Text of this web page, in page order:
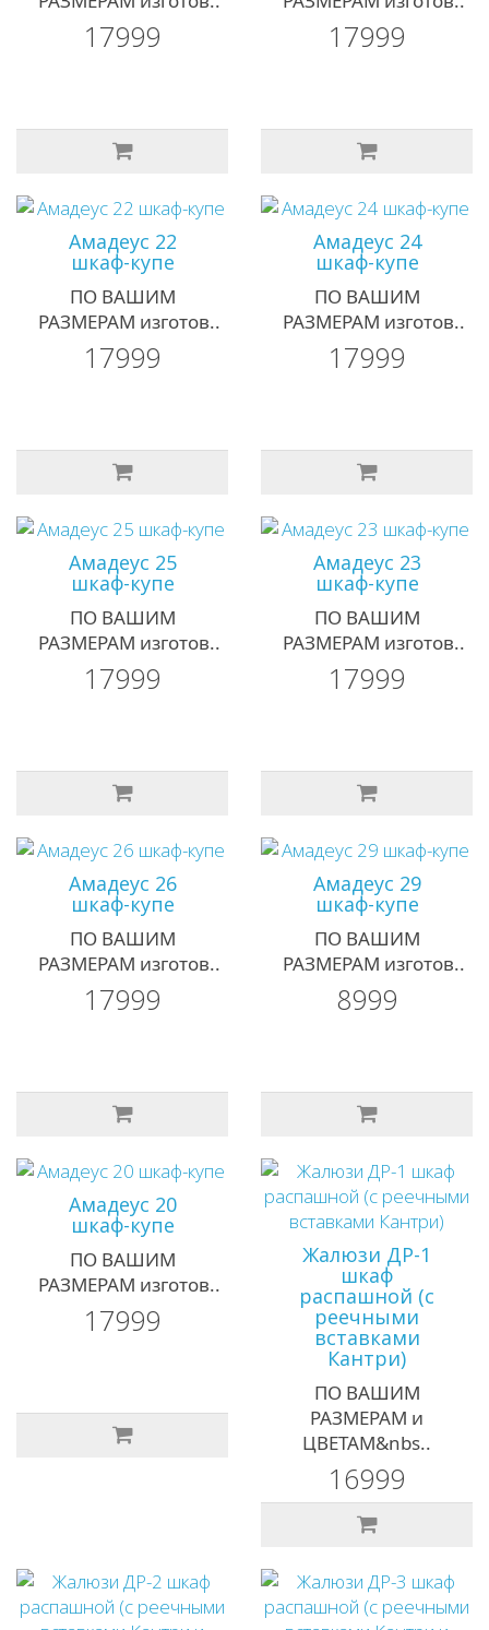
17999 17999
Амадеус 22
шкаф-купе
ПО ВАШИМ
РАЗМЕРАМ изготов..
17999
Амадеус 24
шкаф-купе
ПО ВАШИМ
РАЗМЕРАМ изготов..
17999
Амадеус 25
шкаф-купе
ПО ВАШИМ
РАЗМЕРАМ изготов..
17999
Амадеус 23
шкаф-купе
ПО ВАШИМ
РАЗМЕРАМ изготов..
17999
Амадеус 26
шкаф-купе
ПО ВАШИМ
РАЗМЕРАМ изготов..
17999
Амадеус 29
шкаф-купе
ПО ВАШИМ
РАЗМЕРАМ изготов..
8999
Амадеус 20
шкаф-купе
ПО ВАШИМ
РАЗМЕРАМ изготов..
17999
Жалюзи ДР-1
шкаф
распашной (с
реечными
вставками
Кантри)
ПО ВАШИМ
РАЗМЕРАМ и
ЦВЕТАМ&nbs..
16999